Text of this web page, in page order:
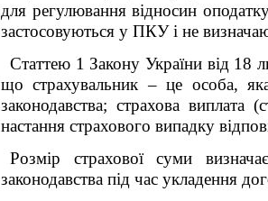
для регулювання відносин
застосовуються у ПКУ і не
Статтею 1 Закону України від
що страхувальник – це особа,
законодавства; страхова
настання страхового випадку
Розмір страхової суми
законодавства під час укладення